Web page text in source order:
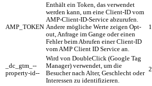
AMP_TOKEN
Enthält ein Token, das verwendet
werden kann, um eine Client-ID vom
AMP-Client-ID-Service abzurufen.
Andere mögliche Werte zeigen Opt-
out, Anfrage im Gange oder einen
Fehler beim Abrufen einer Client-ID
vom AMP Client ID Service an.
_dc_gtm_--
property-id--
Wird von DoubleClick (Google Tag
Manager) verwendet, um die
Besucher nach Alter, Geschlecht oder
Interessen zu identifizieren.